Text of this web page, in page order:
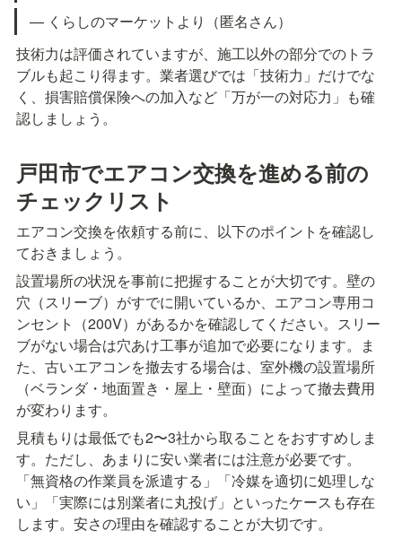
— くらしのマーケットより（匿名さん）
技術力は評価されていますが、施工以外の部分でのトラ
ブルも起こり得ます。業者選びでは「技術力」だけでな
く、損害賠償保険への加入など「万が一の対応力」も確
認しましょう。
戸田市でエアコン交換を進める前の
チェックリスト
エアコン交換を依頼する前に、以下のポイントを確認し
ておきましょう。
設置場所の状況を事前に把握することが大切です。壁の
穴（スリーブ）がすでに開いているか、エアコン専用コ
ンセント（200V）があるかを確認してください。スリー
ブがない場合は穴あけ工事が追加で必要になります。ま
た、古いエアコンを撤去する場合は、室外機の設置場所
（ベランダ・地面置き・屋上・壁面）によって撤去費用
が変わります。
見積もりは最低でも2〜3社から取ることをおすすめしま
す。ただし、あまりに安い業者には注意が必要です。
「無資格の作業員を派遣する」「冷媒を適切に処理しな
い」「実際には別業者に丸投げ」といったケースも存在
します。安さの理由を確認することが大切です。